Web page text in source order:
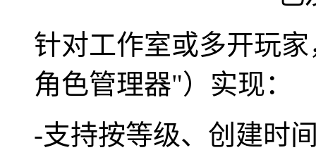
针对工作室或多开玩
角色管理器"）实现：
-支持按等级、创建时